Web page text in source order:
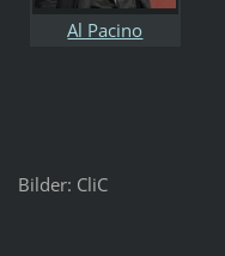
Al Pacino
Bilder: CliC